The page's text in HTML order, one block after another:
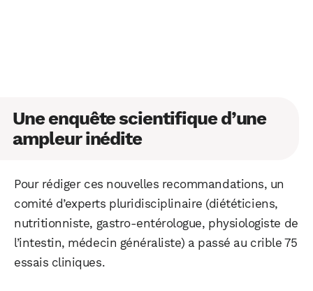
Une enquête scientifique d’une
ampleur inédite
Pour rédiger ces nouvelles recommandations, un
comité d’experts pluridisciplinaire (diététiciens,
nutritionniste, gastro-entérologue, physiologiste de
l’intestin, médecin généraliste) a passé au crible 75
essais cliniques.